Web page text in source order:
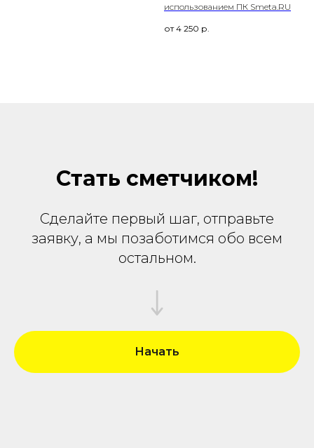
использованием ПК Smeta.RU
от 4 250 р.
Стать сметчиком!
Сделайте первый шаг, отправьте
заявку, а мы позаботимся обо всем
остальном.
Начать